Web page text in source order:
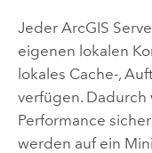
Jeder ArcGIS
eigenen lokalen
lokales Cache-,
verfügen.
Performance
werden auf ein